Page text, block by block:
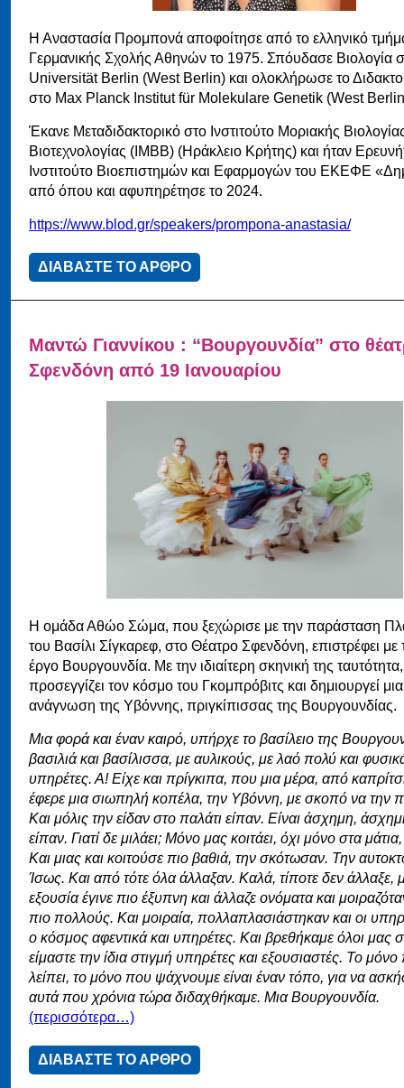
Η Αναστασία Προμπονά αποφοίτησε από το ελληνικό
Γερμανικής Σχολής Αθηνών το 1975. Σπόυδασε Βιολογία
Universität Berlin (West Berlin) και ολοκλήρωσε το
στο Max Planck Institut für Molekulare Genetik (West
Έκανε Μεταδιδακτορικό στο Ινστιτούτο Μοριακής
Βιοτεχνολογίας (ΙΜΒΒ) (Ηράκλειο Κρήτης) και ήταν
Ινστιτούτο Βιοεπιστημών και Εφαρμογών του ΕΚΕΦΕ
από όπου και αφυπηρέτησε το 2024.
https://www.blod.gr/speakers/prompona-anastasia/
ΔΙΑΒΑΣΤΕ ΤΟ ΑΡΘΡΟ
Μαντώ Γιαννίκου : “Βουργουνδία” στο
Σφενδόνη από 19 Ιανουαρίου
Η ομάδα Αθώο Σώμα, που ξεχώρισε με την παράσταση
του Βασίλι Σίγκαρεφ, στο Θέατρο Σφενδόνη, επιστρέφει με
έργο Βουργουνδία. Με την ιδιαίτερη σκηνική της ταυτότητα,
προσεγγίζει τον κόσμο του Γκομπρόβιτς και δημιουργεί
ανάγνωση της Υβόννης, πριγκίπισσας της Βουργουνδίας.
Μια φορά και έναν καιρό, υπήρχε το βασίλειο της
βασιλιά και βασίλισσα, με αυλικούς, με λαό πολύ και
υπηρέτες. Α! Είχε και πρίγκιπα, που μια μέρα, από
έφερε μια σιωπηλή κοπέλα, την Υβόννη, με σκοπό να την
Και μόλις την είδαν στο παλάτι είπαν. Είναι άσχημη,
είπαν. Γιατί δε μιλάει; Μόνο μας κοιτάει, όχι μόνο στα
Και μιας και κοιτούσε πιο βαθιά, την σκότωσαν. Την
Ίσως. Και από τότε όλα άλλαξαν. Καλά, τίποτε δεν άλλαξε,
εξουσία έγινε πιο έξυπνη και άλλαζε ονόματα και
πιο πολλούς. Και μοιραία, πολλαπλασιάστηκαν και οι
ο κόσμος αφεντικά και υπηρέτες. Και βρεθήκαμε όλοι μας
είμαστε την ίδια στιγμή υπηρέτες και εξουσιαστές. Το
λείπει, το μόνο που ψάχνουμε είναι έναν τόπο, για να
αυτά που χρόνια τώρα διδαχθήκαμε. Μια Βουργουνδία.
(περισσότερα…)
ΔΙΑΒΑΣΤΕ ΤΟ ΑΡΘΡΟ